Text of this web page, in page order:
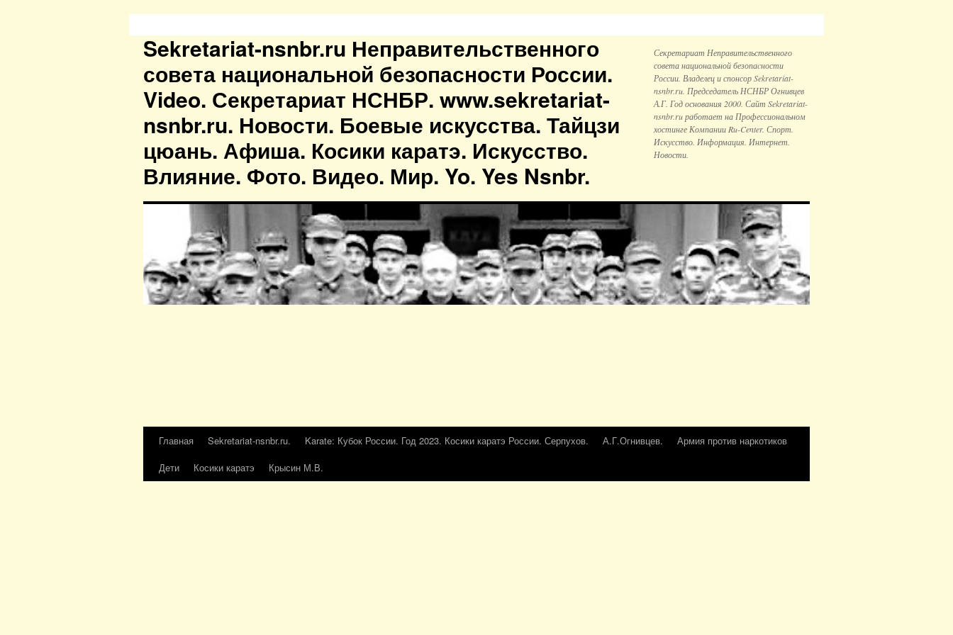
Sekretariat-nsnbr.ru Неправительственного
совета национальной безопасности России.
Video. Секретариат НСНБР. www.sekretariat-
nsnbr.ru. Новости. Боевые искусства. Тайцзи
цюань. Афиша. Косики каратэ. Искусство.
Влияние. Фото. Видео. Мир. Yo. Yes Nsnbr.
Секретариат Неправительственного
совета национальной безопаcности
России. Владелец и спонсор Sekretariat-
nsnbr.ru. Председатель НСНБР Огнивцев
А.Г. Год основания 2000. Сайт Sekretariat-
nsnbr.ru работает на Профессиональном
хостинге Компании Ru-Center. Спорт.
Искусство. Информация. Интернет.
Новости.
Главная Sekretariat-nsnbr.ru. Karate: Кубок России. Год 2023. Косики каратэ России. Серпухов. А.Г.Огнивцев.
Армия против наркотиков
Дети
Косики каратэ Крысин М.В.